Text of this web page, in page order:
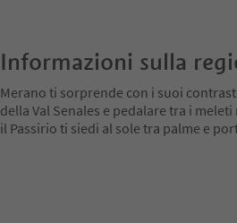
Informazioni sulla
Merano ti sorprende con i suoi
della Val Senales e pedalare tra i
il Passirio ti siedi al sole tra palme e